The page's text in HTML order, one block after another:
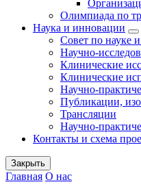
Олимпиада по
Наука и инновации
Совет по науке
Научно-
Клинические
Клинические
Научно-
Публикации,
Трансляции
Научно-
Контакты и схема
Закрыть
Главная О нас